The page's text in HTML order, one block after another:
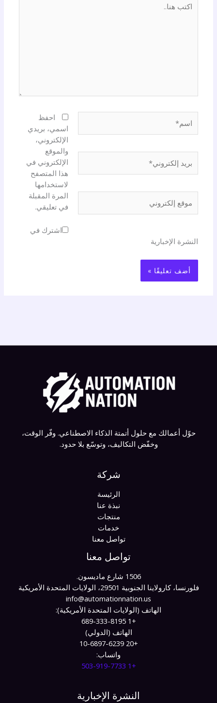
هنا..
إلكتروني*
إلكتروني
احفظ
اسمي، بريدي
الإلكتروني،
والموقع
الإلكتروني في
هذا المتصفح
لاستخدامها
المرة المقبلة
في تعليقي.
اشترك في
النشرة الإخبارية
حوّل أعمالك مع حلول أتمتة الذكاء الاصطناعي. وفّر الوقت،
وخفّض التكاليف، وتوسّع بلا حدود.
شركة
الرئيسة
نبذة عنا
منتجات
خدمات
تواصل معنا
تواصل معنا
1506 شارع ماديسون.
فلورنسا، كارولاينا الجنوبية 29501، الولايات المتحدة الأمريكية
info@automationnation.us​​
الهاتف (الولايات المتحدة الأمريكية):
+1 689-333-8195
الهاتف (الدولي)
+20 10-6897-6239
واتساب:
+1 503-919-7733​
النشرة الإخبارية